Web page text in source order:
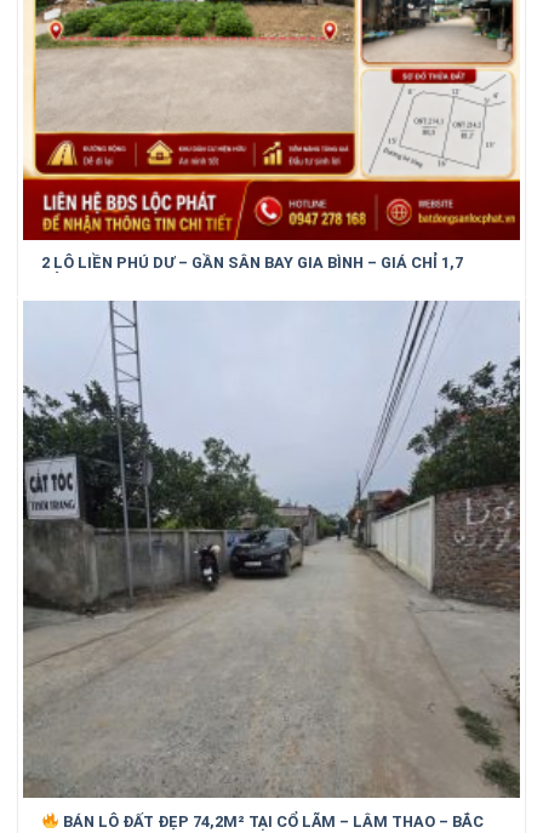
2 LÔ LIỀN PHÚ DƯ – GẦN SÂN BAY GIA BÌNH – GIÁ CHỈ 1,7
BÁN LÔ ĐẤT ĐẸP 74,2M² TẠI CỔ LÃM – LÂM THAO – BẮC